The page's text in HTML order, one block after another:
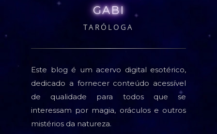
GABI
TARÓLOGA
Este blog é um acervo digital esotérico,
dedicado a fornecer conteúdo acessível
de qualidade para todos que se
interessam por magia, oráculos e outros
mistérios da natureza.